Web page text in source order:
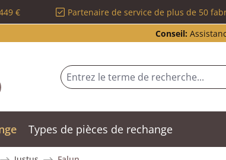
€ Partenaire de service de plus de 50
Conseil:
Types de pièces de rechange